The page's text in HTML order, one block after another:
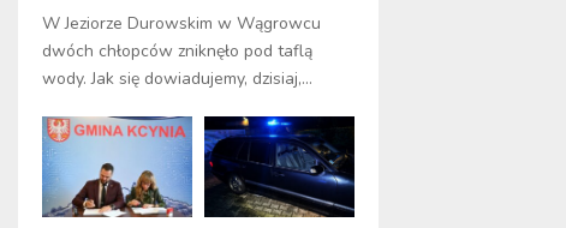
W Jeziorze Durowskim w Wągrowcu
dwóch chłopców zniknęło pod taflą
wody. Jak się dowiadujemy, dzisiaj,...